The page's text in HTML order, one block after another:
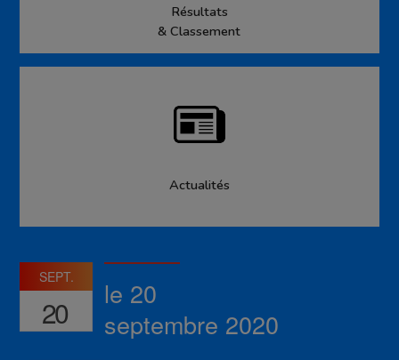
Résultats
& Classement
Actualités
SEPT.
20
le 20
septembre 2020